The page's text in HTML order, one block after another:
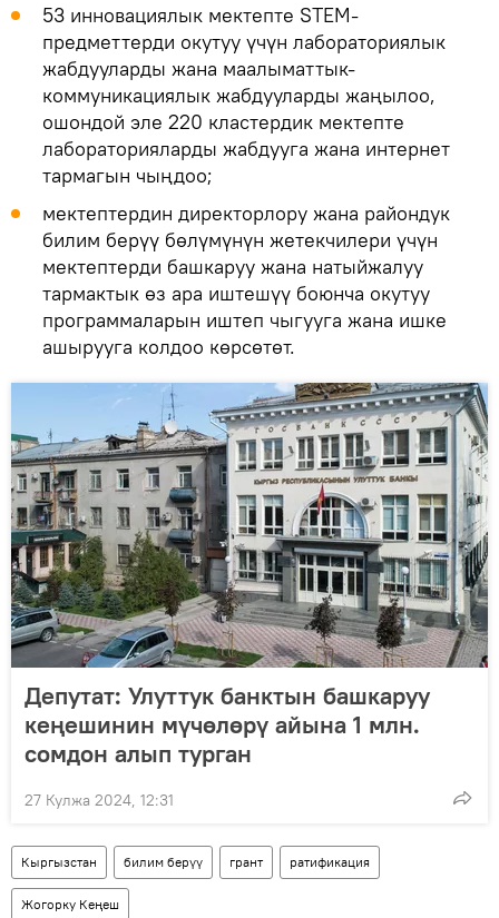
53 инновациялык мектепте STEM-
предметтерди окутуу үчүн лабораториялык
жабдууларды жана маалыматтык-
коммуникациялык жабдууларды жаңылоо,
ошондой эле 220 кластердик мектепте
лабораторияларды жабдууга жана интернет
тармагын чыңдоо;
мектептердин директорлору жана райондук
билим берүү бөлүмүнүн жетекчилери үчүн
мектептерди башкаруу жана натыйжалуу
тармактык өз ара иштешүү боюнча окутуу
программаларын иштеп чыгууга жана ишке
ашырууга колдоо көрсөтөт.
Депутат: Улуттук банктын башкаруу
кеңешинин мүчөлөрү айына 1 млн.
сомдон алып турган
27 Кулжа 2024, 12:31
Кыргызстан билим берүү грант ратификация
Жогорку Кеңеш